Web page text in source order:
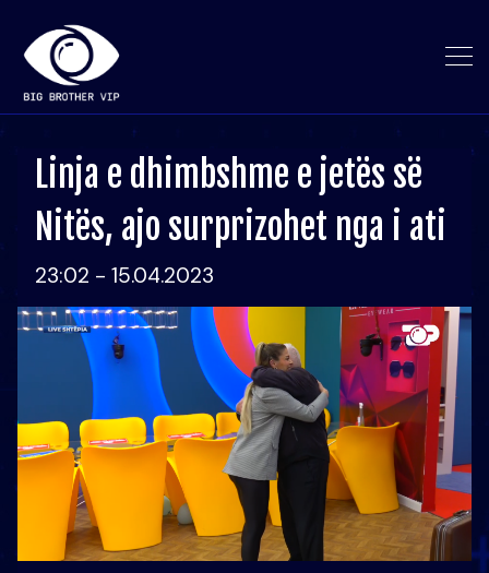
Linja e dhimbshme e jetës së
Nitës, ajo surprizohet nga i ati
23:02 - 15.04.2023